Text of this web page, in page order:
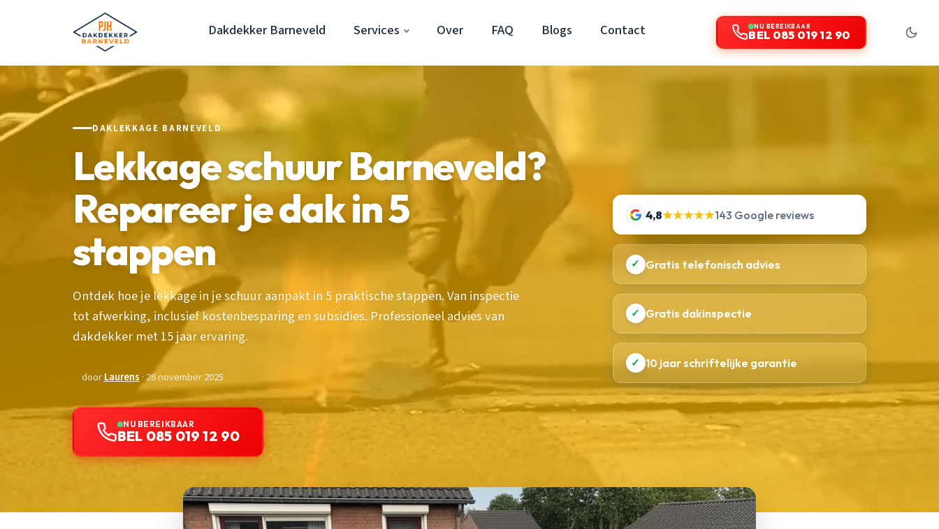
Dakdekker Barneveld Services Over FAQ Blogs Contact NU BEREIKBAAR
BEL 085 019 12 90
DAKLEKKAGE BARNEVELD
Lekkage schuur Barneveld?
Repareer je dak in 5
stappen
Ontdek hoe je lekkage in je schuur aanpakt in 5 praktische stappen. Van inspectie
tot afwerking, inclusief kostenbesparing en subsidies. Professioneel advies van
dakdekker met 15 jaar ervaring.
doorLaurens · 26 november 2025
NU BEREIKBAAR
BEL 085 019 12 90
4,8★★★★★143 Google reviews
✓ Gratis telefonisch advies
✓ Gratis dakinspectie
✓ 10 jaar schriftelijke garantie